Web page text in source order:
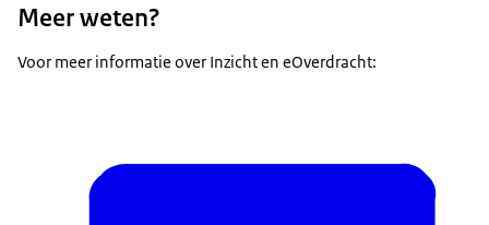
Meer weten?
Voor meer informatie over Inzicht en eOverdracht: